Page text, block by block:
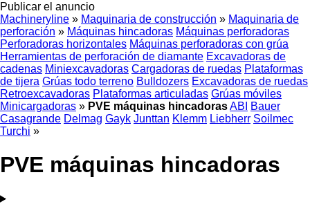
Publicar el anuncio
Machineryline » Maquinaria de construcción » Maquinaria de
perforación » Máquinas hincadoras Máquinas perforadoras
Perforadoras horizontales Máquinas perforadoras con grúa
Herramientas de perforación de diamante Excavadoras de
cadenas Miniexcavadoras Cargadoras de ruedas Plataformas
de tijera Grúas todo terreno Bulldozers Excavadoras de ruedas
Retroexcavadoras Plataformas articuladas Grúas móviles
Minicargadoras » PVE máquinas hincadorasABI
Bauer
Casagrande Delmag Gayk Junttan Klemm Liebherr Soilmec
Turchi »
PVE máquinas hincadoras